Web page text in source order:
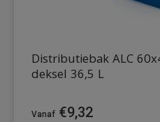
Distributiebak ALC
deksel 36,5 L
€9,32